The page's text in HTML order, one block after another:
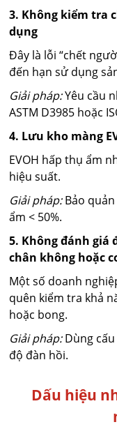
3. Không kiểm tra
dụng
Đây là lỗi “chết
đến hạn sử dụng
Giải pháp:Yêu cầu
ASTM D3985 hoặc
4. Lưu kho màng
EVOH hấp thụ ẩm
hiệu suất.
Giải pháp:Bảo quản
ẩm < 50%.
5. Không đánh giá
chân không hoặc
Một số doanh
quên kiểm tra khả
hoặc bong.
Giải pháp:Dùng cấu
độ đàn hồi.
Dấu hiệu